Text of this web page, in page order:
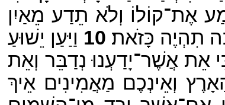
אֶת־קוֹלוֹ וְלֹא תֵדַע מֵאַיִן
תִהְיֶה כָּזֹאת׃ 10 וַיַּעַן יֵשׁוּעַ
אֵת אֲשֶׁר־יָדַעְנוּ נְדַבֵּר וְאֵת
וְאֵינְכֶם מַאֲמִינִים אֵיךְ